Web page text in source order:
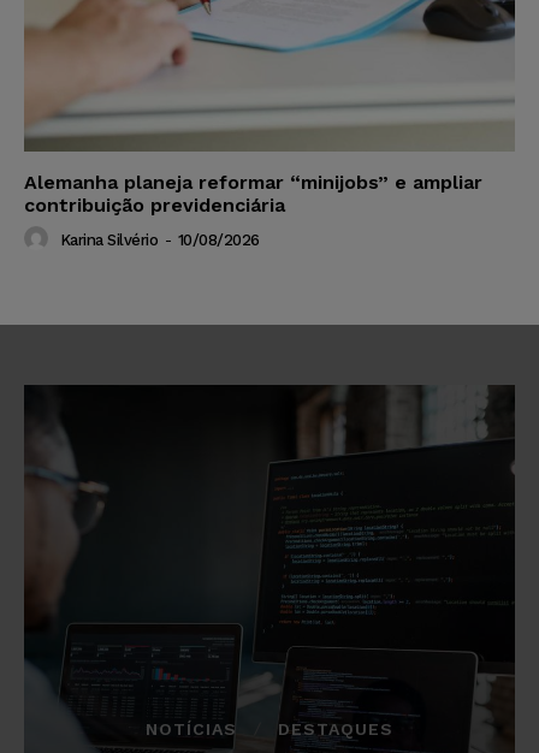
Alemanha planeja reformar “minijobs” e ampliar
contribuição previdenciária
Karina Silvério - 10/08/2026